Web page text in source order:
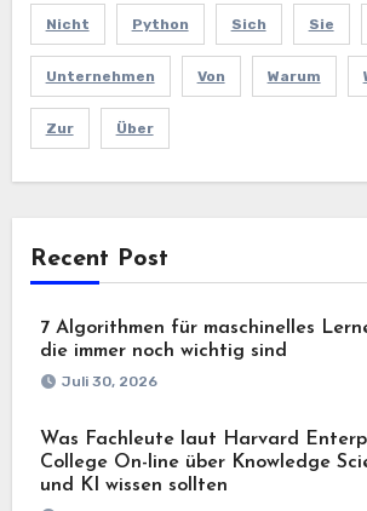
Nicht Python Sich Sie
Unternehmen Von Warum
Zur Über
Recent Post
7 Algorithmen für maschinelles
die immer noch wichtig sind
Juli 30, 2026
Was Fachleute laut Harvard
College On-line über Knowledge
und KI wissen sollten